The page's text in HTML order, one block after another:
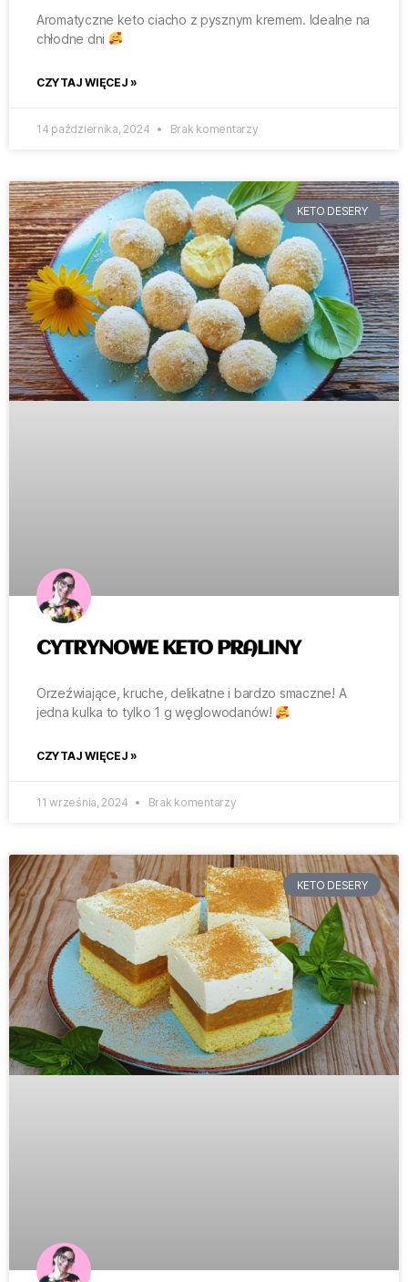
Aromatyczne keto ciacho z pysznym kremem. Idealne na
chłodne dni
CZYTAJ WIĘCEJ »
14 października, 2024 Brak komentarzy
KETO DESERY
CYTRYNOWE KETO PRALINY
Orzeźwiające, kruche, delikatne i bardzo smaczne! A
jedna kulka to tylko 1 g węglowodanów!
CZYTAJ WIĘCEJ »
11 września, 2024 Brak komentarzy
KETO DESERY